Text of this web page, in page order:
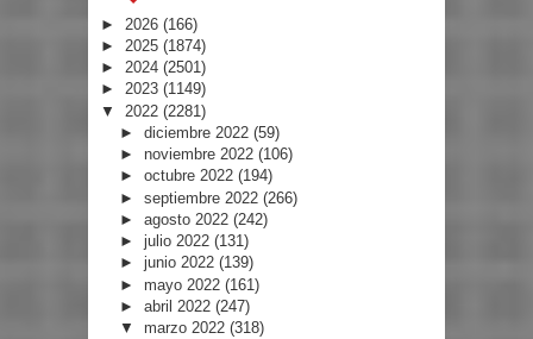
► 2026 (166)
► 2025 (1874)
► 2024 (2501)
► 2023 (1149)
▼ 2022 (2281)
► diciembre 2022 (59)
► noviembre 2022 (106)
► octubre 2022 (194)
► septiembre 2022 (266)
► agosto 2022 (242)
► julio 2022 (131)
► junio 2022 (139)
► mayo 2022 (161)
► abril 2022 (247)
▼ marzo 2022 (318)